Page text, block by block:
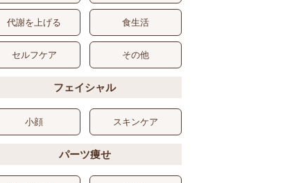
代謝を上げる 食生活
セルフケア その他
フェイシャル
小顔 スキンケア
パーツ痩せ